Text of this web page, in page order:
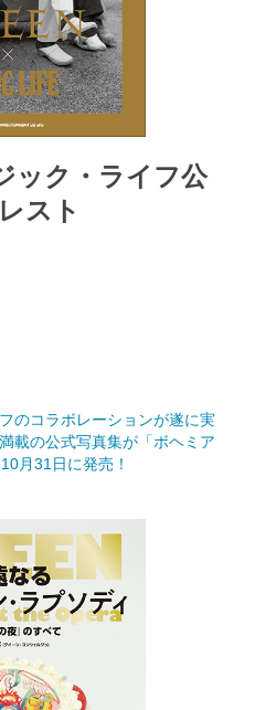
ック・ライフ公
スト
のコラボレーションが遂に実
載の公式写真集が「ボヘミア
月31日に発売！